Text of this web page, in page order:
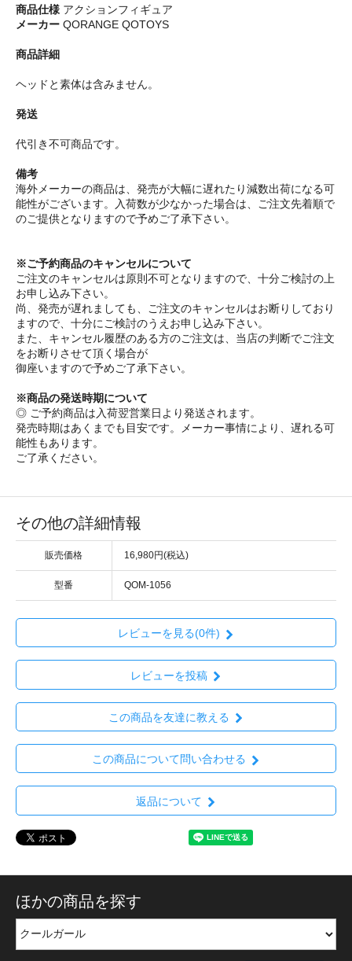
商品仕様 アクションフィギュア
メーカー QORANGE QOTOYS
商品詳細
ヘッドと素体は含みません。
発送
代引き不可商品です。
備考
海外メーカーの商品は、発売が大幅に遅れたり減数出荷になる可
能性がございます。入荷数が少なかった場合は、ご注文先着順で
のご提供となりますので予めご了承下さい。
※ご予約商品のキャンセルについて
ご注文のキャンセルは原則不可となりますので、十分ご検討の上
お申し込み下さい。
尚、発売が遅れましても、ご注文のキャンセルはお断りしており
ますので、十分にご検討のうえお申し込み下さい。
また、キャンセル履歴のある方のご注文は、当店の判断でご注文
をお断りさせて頂く場合が
御座いますので予めご了承下さい。
※商品の発送時期について
◎ ご予約商品は入荷翌営業日より発送されます。
発売時期はあくまでも目安です。メーカー事情により、遅れる可
能性もあります。
ご了承ください。
その他の詳細情報
販売価格 16,980円(税込)
型番 QOM-1056
レビューを見る(0件)
レビューを投稿
この商品を友達に教える
この商品について問い合わせる
返品について
ほかの商品を探す